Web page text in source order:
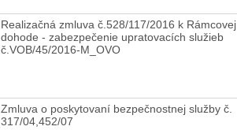
Realizačná zmluva č.528/117/2016 k Rámcovej
dohode - zabezpečenie upratovacích služieb
č.VOB/45/2016-M_OVO
Zmluva o poskytovaní bezpečnostnej služby č.
317/04,452/07